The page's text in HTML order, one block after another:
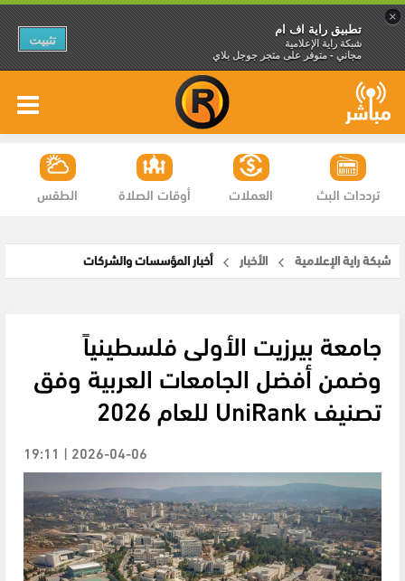
×
تطبيق راية اف ام
شبكة راية الإعلامية
مجاني - متوفر على متجر جوجل بلاي
تثبيت
الطقس أوقات الصلاة العملات ترددات البث
شبكة راية الإعلامية الأخبار أخبار المؤسسات والشركات
جامعة بيرزيت الأولى فلسطينياً
وضمن أفضل الجامعات العربية وفق
تصنيف UniRank للعام 2026
2026-04-06 | 19:11